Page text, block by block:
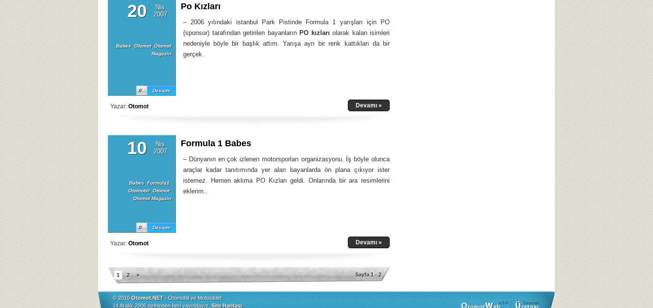
20
Nis
2007
Babes Otomot, Otomot
Magazin
Devamı
0
Po Kızları
– 2006 yılındaki istanbul Park Pistinde Formula 1 yarışları için PO
(sponsor) tarafından getirilen bayanların PO kızları olarak kalan isimleri
nedeniyle böyle bir başlık attım. Yarışa ayrı bir renk kattıkları da bir
gerçek.
Yazar: Otomot Devamı »
10
Nis
2007
Babes Formula1
Otomobil, Otomot,
Otomot Magazin
Devamı
0
Formula 1 Babes
– Dünyanın en çok izlenen motorsporları organizasyonu. İş böyle olunca
araçlar kadar tanıtımında yer alan bayanlarda ön plana çıkıyor ister
istemez. Hemen aklıma PO Kızları geldi. Onlarında bir ara resimlerini
eklerim..
Yazar: Otomot Devamı »
Sayfa 1 - 2
1 2 »
© 2010Otomot.NET- Otomobil ve Motosiklet
14 Aralık 2006 tarihinden beri yayındayız. Site Haritası